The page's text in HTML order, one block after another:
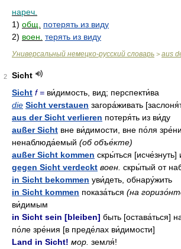
нареч.
1) общ.
потерять из виду
2) воен. терять из виду
Универсальный немецко-русский словарь > aus
2
Sicht
Sicht f = ви́димость, вид; перспекти́ва
die Sicht verstauen загора́живать
aus der Sicht verlieren потеря́ть из ви́ду
außer Sicht вне ви́димости, вне по́ля
ненаблюда́емый (об объе́кте)
außer Sicht kommen скры́ться [исче́знуть]
gegen Sicht verdeckt воен. скры́тый от
in Sicht bekommen уви́деть, обнару́жить
in Sicht kommen показа́ться (на
ви́димым
in Sicht sein [bleiben] быть [остава́ться]
по́ле зре́ния [в преде́лах ви́димости]
Land in Sicht! мор. земля́!